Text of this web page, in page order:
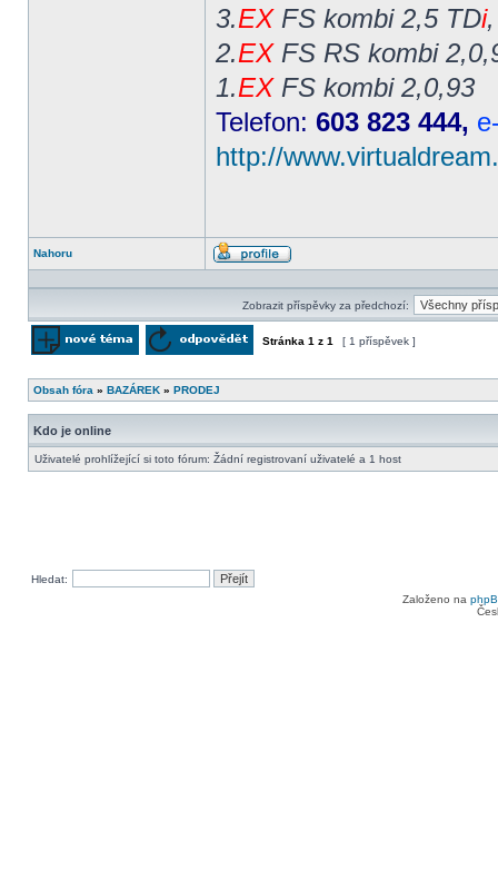
3.EXFS kombi 2,5 TDi
2.EXFS RS kombi
1.EXFS kombi 2,0,93
Telefon: 603 823 444,
http://
Nahoru
Profil
Zobrazit příspěvky za předchozí:
Stránka 1 z 1 [ 1 příspěvek ]
Obsah fóra » BAZÁREK » PRODEJ
Kdo je online
Uživatelé prohlížející si toto fórum: Žádní registrovaní uživatelé a 1 host
Hledat:
Založeno na